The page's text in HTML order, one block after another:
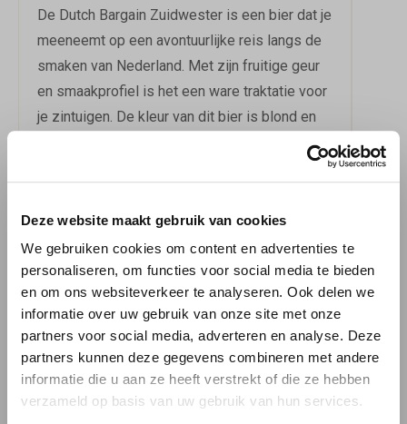
Deze website maakt gebruik van cookies
We gebruiken cookies om content en advertenties te
personaliseren, om functies voor social media te bieden
en om ons websiteverkeer te analyseren. Ook delen we
informatie over uw gebruik van onze site met onze
partners voor social media, adverteren en analyse. Deze
partners kunnen deze gegevens combineren met andere
informatie die u aan ze heeft verstrekt of die ze hebben
verzameld op basis van uw gebruik van hun services.
De Dutch Bargain Zuidwester is een bier dat je
meeneemt op een avontuurlijke reis langs de
smaken van Nederland. Met zijn fruitige geur
en smaakprofiel is het een ware traktatie voor
je zintuigen. De kleur van dit bier is blond en
het wordt geserveerd in een elegant kelkglas.
tussen 8 en 11 °C.
Met een alcoholgehalte van 8,50% en een EBU
van 34, is de Dutch Bargain Zuidwester een
bier dat zeker indruk zal maken. Dus waar
wacht je nog op? Bestel nu dit heerlijke bier bij
BierBink en laat je verrassen door de unieke
smaakervaring die dit bier te bieden heeft.